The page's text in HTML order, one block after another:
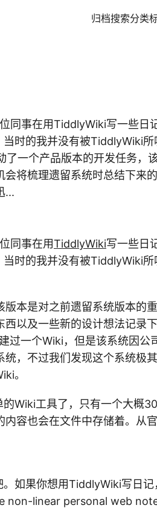
归档搜索分类
同事在用TiddlyWiki写一些日
时的我并没有被TiddlyWiki所
一个产品版本的开发任务，
将梳理遗留系统时总结下来
...
同事在用TiddlyWiki写一些日
时的我并没有被TiddlyWiki所
本是对之前遗留系统版本的
以及一些新的设计想法记录
过一个Wiki，但是该系统因公
，不过我们发现这个系统极
。
Wiki工具了，只有一个大概
容也会在文件中存储着。从
如果你想用TiddlyWiki写日记
non-linear personal web